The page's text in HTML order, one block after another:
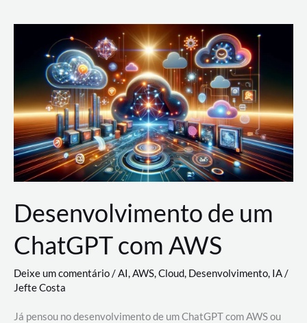
Nuvem:
Google
Cloud,
AWS
e
Azure
Desenvolvimento de um
ChatGPT com AWS
Deixe um comentário/AI,AWS,Cloud, Desenvolvimento, IA/
Jefte Costa
Já pensou no desenvolvimento de um ChatGPT com AWS ou